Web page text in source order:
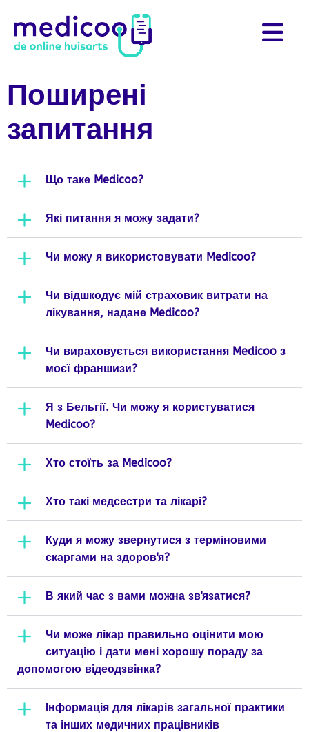
Поширені
запитання
Що таке Medicoo?
Які питання я можу задати?
Чи можу я використовувати Medicoo?
Чи відшкодує мій страховик витрати на
лікування, надане Medicoo?
Чи вираховується використання Medicoo з
моєї франшизи?
Я з Бельгії. Чи можу я користуватися
Medicoo?
Хто стоїть за Medicoo?
Хто такі медсестри та лікарі?
Куди я можу звернутися з терміновими
скаргами на здоров'я?
В який час з вами можна зв'язатися?
Чи може лікар правильно оцінити мою
ситуацію і дати мені хорошу пораду за
допомогою відеодзвінка?
Інформація для лікарів загальної практики
та інших медичних працівників